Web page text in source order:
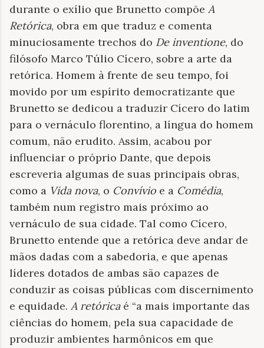
durante o exílio que Brunetto compõe A
Retórica, obra em que traduz e comenta
minuciosamente trechos do De inventione, do
filósofo Marco Túlio Cícero, sobre a arte da
retórica. Homem à frente de seu tempo, foi
movido por um espírito democratizante que
Brunetto se dedicou a traduzir Cícero do latim
para o vernáculo florentino, a língua do homem
comum, não erudito. Assim, acabou por
influenciar o próprio Dante, que depois
escreveria algumas de suas principais obras,
como a Vida nova, o Convívio e a Comédia,
também num registro mais próximo ao
vernáculo de sua cidade. Tal como Cícero,
Brunetto entende que a retórica deve andar de
mãos dadas com a sabedoria, e que apenas
líderes dotados de ambas são capazes de
conduzir as coisas públicas com discernimento
e equidade. A retóricaé “a mais importante das
ciências do homem, pela sua capacidade de
produzir ambientes harmônicos em que